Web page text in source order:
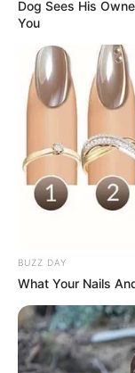
1. Com a faca,
pedaços e retire
2. Coloque a
vez em
Dog Sees His
You
BUZZ DAY
What Your Nails